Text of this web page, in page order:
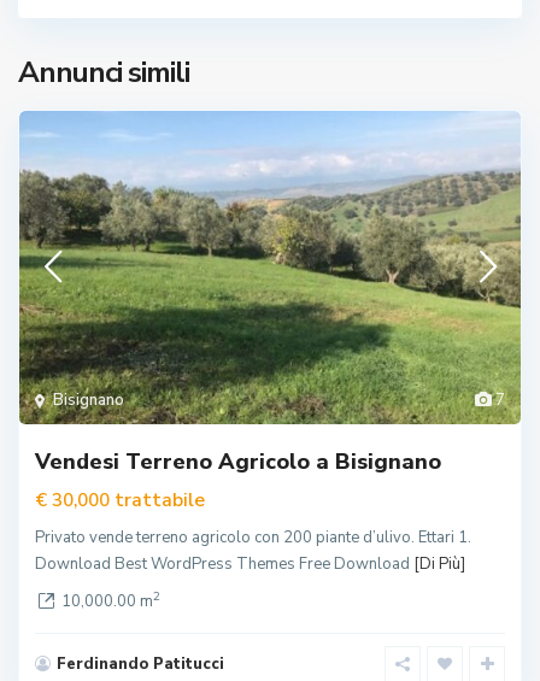
Annunci simili
7
Bisignano
Vendesi Terreno Agricolo a Bisignano
€ 30,000 trattabile
Privato vende terreno agricolo con 200 piante d’ulivo. Ettari 1.
Download Best WordPress Themes Free Download [Di Più]
10,000.00 m2
Ferdinando Patitucci